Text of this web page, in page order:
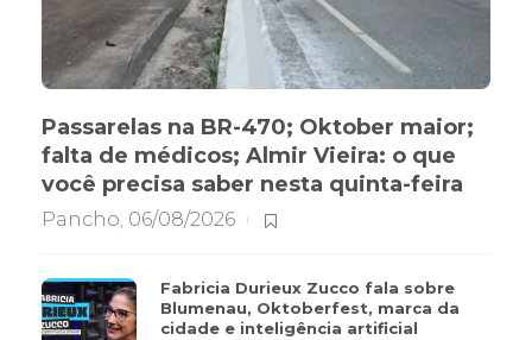
Passarelas na BR-470; Oktober maior;
falta de médicos; Almir Vieira: o que
você precisa saber nesta quinta-feira
Pancho, 06/08/2026
Fabricia Durieux Zucco fala sobre
Blumenau, Oktoberfest, marca da
cidade e inteligência artificial